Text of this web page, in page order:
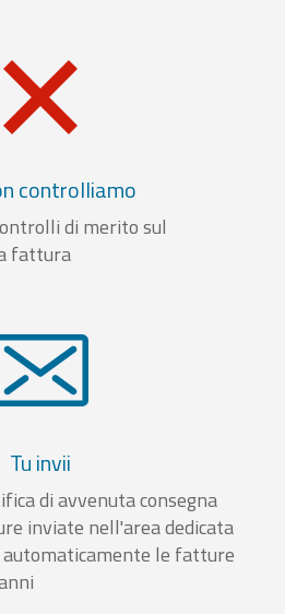
controlliamo
di merito sul
fattura
Tu invii
di avvenuta consegna
inviate nell'area dedicata
le fatture